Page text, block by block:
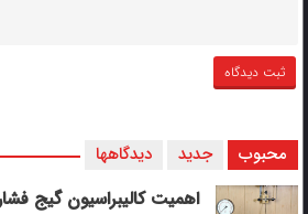
محبوب جدید دیدگاهها
اهمیت کالیبراسیون گیج فشار